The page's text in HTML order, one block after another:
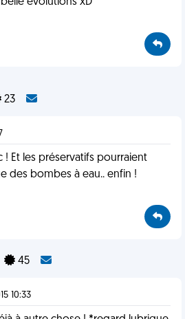
23
Et les préservatifs pourraient
des bombes à eau.. enfin !
45
10:33